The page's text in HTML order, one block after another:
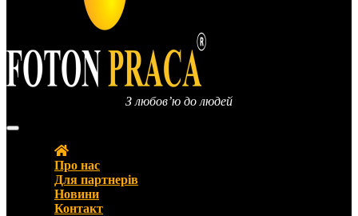
З любов’ю до людей
Про нас
Для партнерів
Новини
Контакт